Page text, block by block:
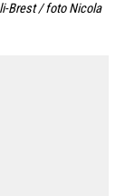
Brest / foto Nicola